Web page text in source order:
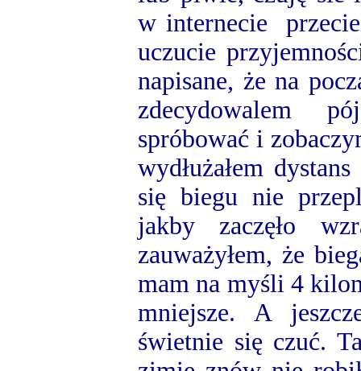
w internecie
uczucie
napisane, że na
zdecydowalem
spróbować i
wydłużałem
się biegu nie
jakby zaczęło
zauważyłem, że
mam na myśli 4
mniejsze. A
świetnie się czuć.